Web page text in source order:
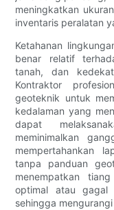
meningkatkan
inventaris peralatan
Ketahanan
benar relatif
tanah, dan
Kontraktor
geoteknik untuk
kedalaman yang
dapat
meminimalkan
mempertahankan
tanpa panduan
menempatkan
optimal atau gagal
sehingga